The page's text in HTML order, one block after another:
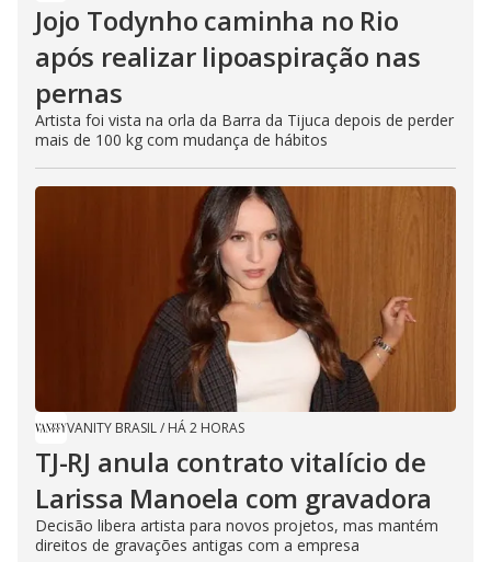
Jojo Todynho caminha no Rio
após realizar lipoaspiração nas
pernas
Artista foi vista na orla da Barra da Tijuca depois de perder
mais de 100 kg com mudança de hábitos
VANITY BRASIL/ HÁ 2 HORAS
TJ-RJ anula contrato vitalício de
Larissa Manoela com gravadora
Decisão libera artista para novos projetos, mas mantém
direitos de gravações antigas com a empresa